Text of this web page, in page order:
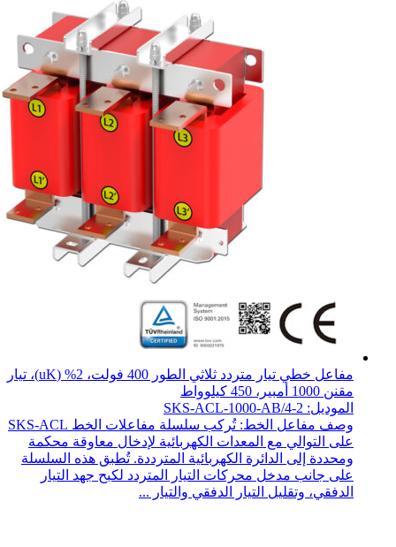
مفاعل خطي تيار متردد ثلاثي الطور 400 فولت، 2% (uK)، تيار
مقنن 1000 أمبير، 450 كيلوواط
الموديل: SKS-ACL-1000-AB/4-2
وصف مفاعل الخط: تُركب سلسلة مفاعلات الخط SKS-ACL
على التوالي مع المعدات الكهربائية لإدخال معاوقة محكمة
ومحددة إلى الدائرة الكهربائية المترددة. تُطبق هذه السلسلة
على جانب مدخل محركات التيار المتردد لكبح جهد التيار
الدفقي، وتقليل التيار الدفقي والتيار ...